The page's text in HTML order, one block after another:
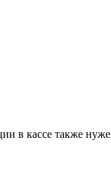
в кассе также